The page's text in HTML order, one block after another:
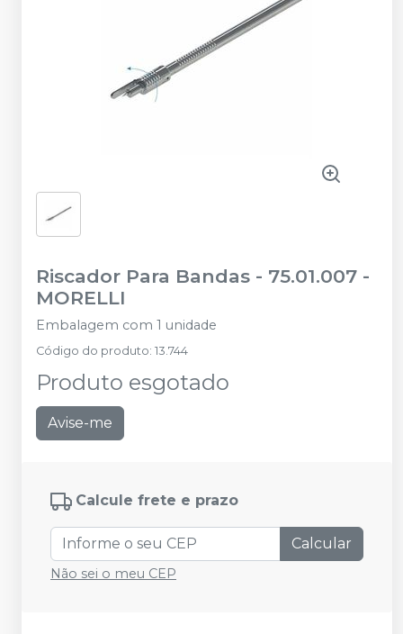
Riscador Para Bandas - 75.01.007 -
MORELLI
Embalagem com 1 unidade
Código do produto: 13.744
Produto esgotado
Avise-me
Calcule frete e prazo
Calcular
Não sei o meu CEP